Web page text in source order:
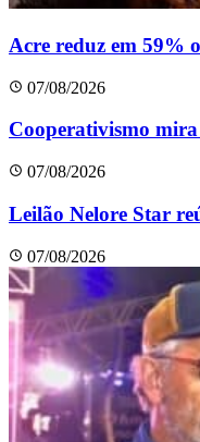
Acre reduz em 59%
07/08/2026
Cooperativismo
07/08/2026
Leilão Nelore Star
07/08/2026